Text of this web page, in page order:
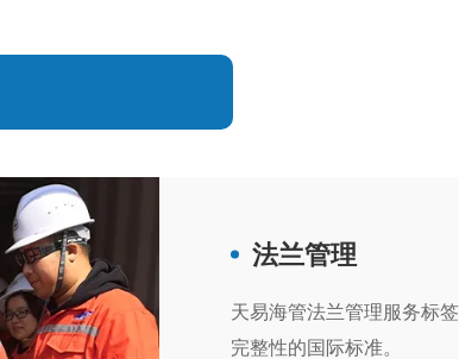
法兰管理
天易海管法兰管理服务标
完整性的国际标准。